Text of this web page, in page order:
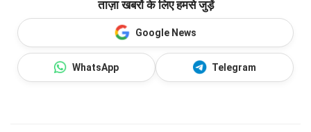
ताज़ा खबरों के लिए हमसे जुड़ें
Google News
WhatsApp Telegram